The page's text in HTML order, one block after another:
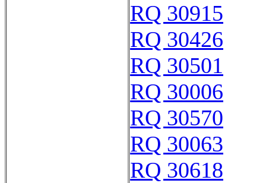
RQ 30915
RQ 30426
RQ 30501
RQ 30006
RQ 30570
RQ 30063
RQ 30618